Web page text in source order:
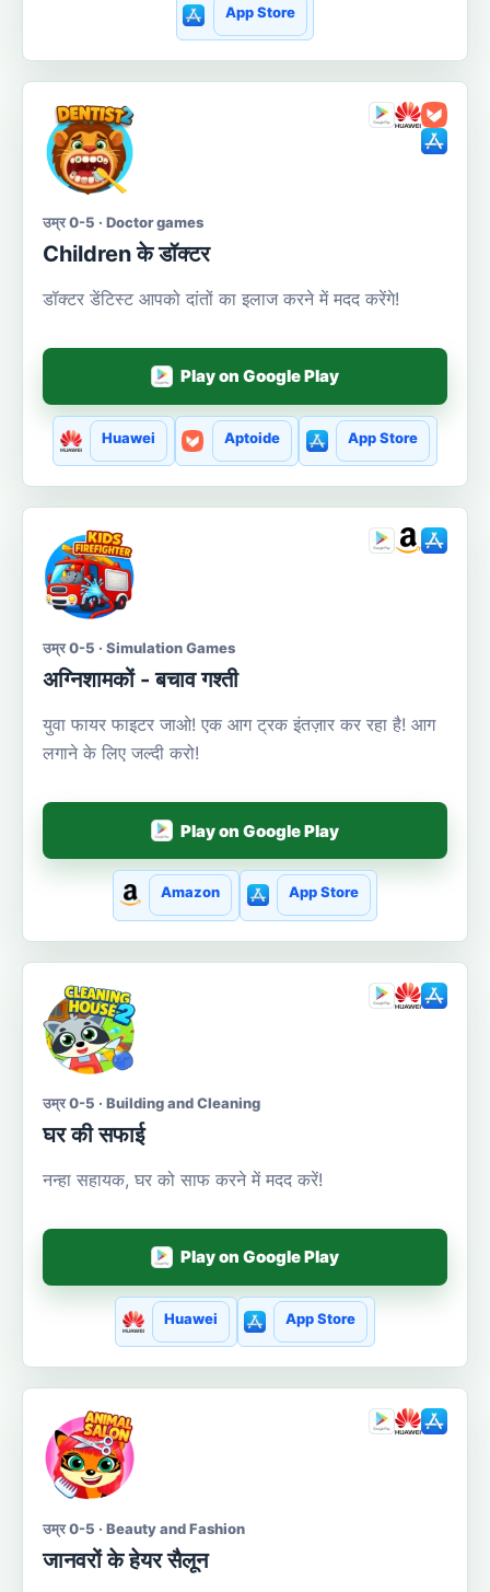
App Store
उम्र 0-5 · Doctor games
Сhildren के डॉक्टर
डॉक्टर डेंटिस्ट आपको दांतों का इलाज करने में मदद करेंगे!
Play on Google Play
Huawei Aptoide App Store
उम्र 0-5 · Simulation Games
अग्निशामकों - बचाव गश्ती
युवा फायर फाइटर जाओ! एक आग ट्रक इंतज़ार कर रहा है! आग
लगाने के लिए जल्दी करो!
Play on Google Play
Amazon App Store
उम्र 0-5 · Building and Cleaning
घर की सफाई
नन्हा सहायक, घर को साफ करने में मदद करें!
Play on Google Play
Huawei App Store
उम्र 0-5 · Beauty and Fashion
जानवरों के हेयर सैलून